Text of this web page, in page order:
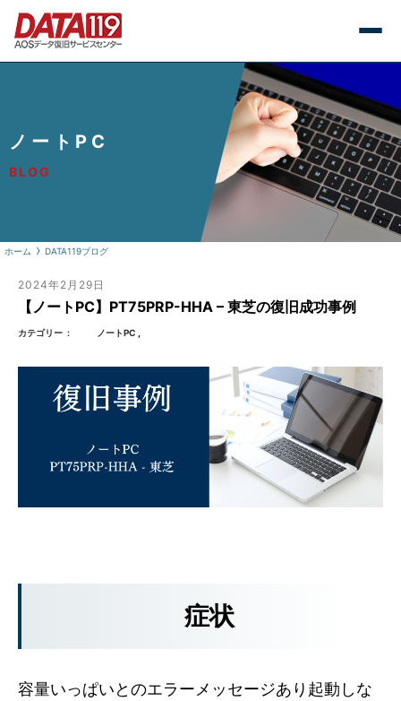
ノートPC
BLOG
ホーム DATA119ブログ
2024年2月29日
【ノートPC】PT75PRP-HHA – 東芝の復旧成功事例
カテゴリー ノートPC
症状
容量いっぱいとのエラーメッセージあり起動しな